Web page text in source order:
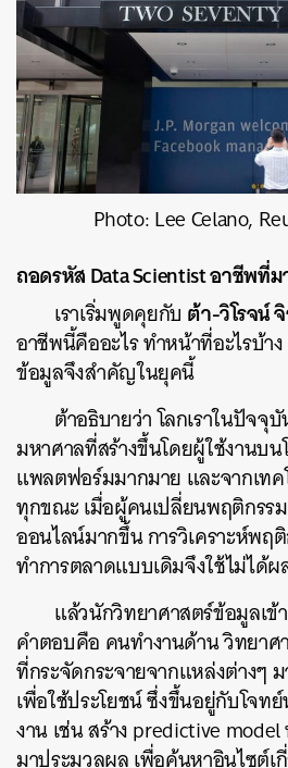
Photo: Lee Celano,
ถอดรหัส Data Scientist อาชีพที่
เราเริ่มพูดคุยกับ ต้า-วิโรจน์
อาชีพนี้คืออะไร ทำหน้าที่อะไรบ้า
ข้อมูลจึงสำคัญในยุคนี้
ต้าอธิบายว่า โลกเราในปัจจุ
มหาศาลที่สร้างขึ้นโดยผู้ใช้งานบน
แพลตฟอร์มมากมาย และจากเท
ทุกขณะ เมื่อผู้คนเปลี่ยนพฤติกรร
ออนไลน์มากขึ้น การวิเคราะห์พฤ
ทำการตลาดแบบเดิมจึงใช้ไม่ได้ผ
แล้วนักวิทยาศาสตร์ข้อมูลเข้
คำตอบคือ คนทำงานด้าน วิทยา
ที่กระจัดกระจายจากแหล่งต่างๆ
เพื่อใช้ประโยชน์ ซึ่งขึ้นอยู่กับโจท
งาน เช่น สร้าง predictive
มาประมวลผล เพื่อค้นหาอินไซต์เ